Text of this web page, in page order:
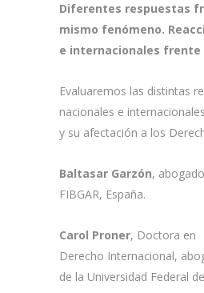
Diferentes respuestas
mismo fenómeno.
e internacionales frente
Evaluaremos las distintas
nacionales e
y su afectación a los
Baltasar Garzón,
FIBGAR, España.
Carol Proner, Doctora en
Derecho Internacional,
de la Universidad Federal